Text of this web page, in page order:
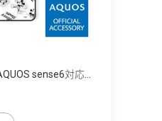
sense6対応...